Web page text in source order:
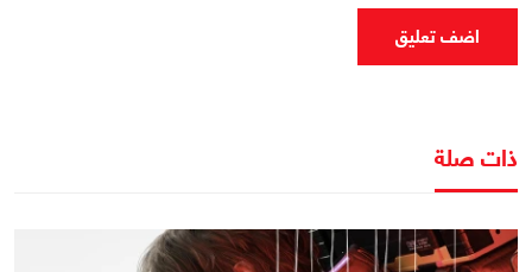
اضف تعليق
ذات صلة